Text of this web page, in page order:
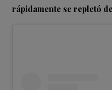
rápidamente se repletó